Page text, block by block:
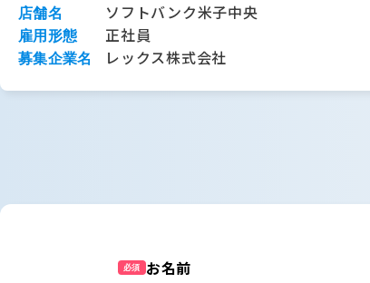
店舗名 ソフトバンク米子中央
雇用形態 正社員
募集企業名 レックス株式会社
必須 お名前